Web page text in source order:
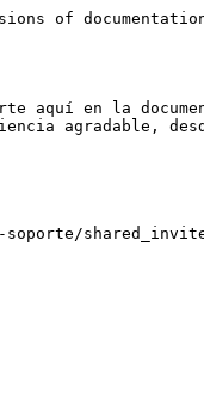
of
aquí en la
agradable,
shared_invite/zt-